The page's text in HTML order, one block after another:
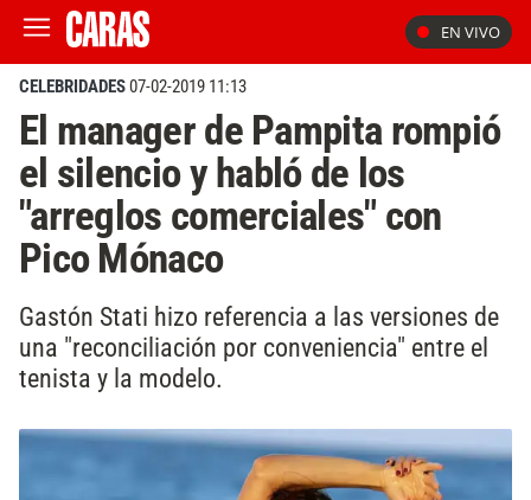
EN VIVO
CELEBRIDADES07-02-2019 11:13
El manager de Pampita rompió
el silencio y habló de los
"arreglos comerciales" con
Pico Mónaco
Gastón Stati hizo referencia a las versiones de
una "reconciliación por conveniencia" entre el
tenista y la modelo.